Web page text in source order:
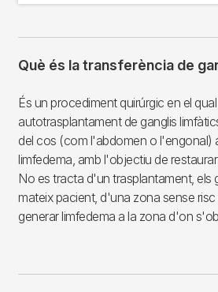
Què és la transferència de
És un procediment quirúrgic en el
autotrasplantament de ganglis
del cos (com l'abdomen o l'engonal)
limfedema, amb l'objectiu de
No es tracta d'un trasplantament, els
mateix pacient, d'una zona sense
generar limfedema a la zona d'on